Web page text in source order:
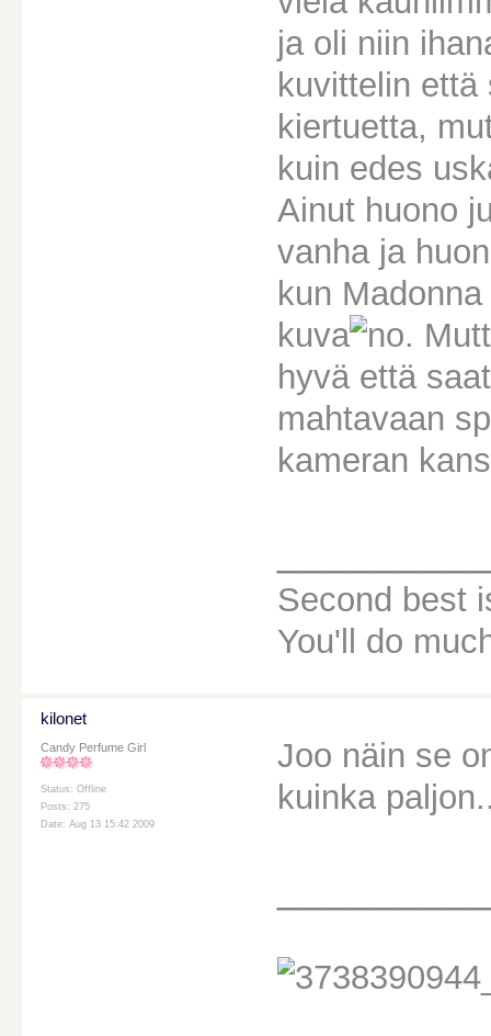
ja oli niin
kuvittelin
kiertuetta,
kuin edes
Ainut huono
vanha ja
kun
kuva
.
hyvä että
mahtavaan
kameran
Second best
You'll do
kilonet
Candy Perfume Girl
Status: Offline
Posts: 275
Date: Aug 13 15:42 2009
Joo näin se
kuinka